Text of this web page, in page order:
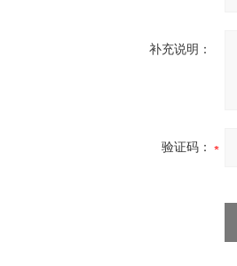
补充说明：
验证码：